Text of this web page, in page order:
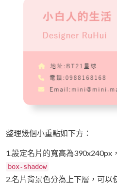
整理幾個小重點如下方：
1.設定名片的寬高為390x240px
box-shadow
2.名片背景色分為上下層，可以